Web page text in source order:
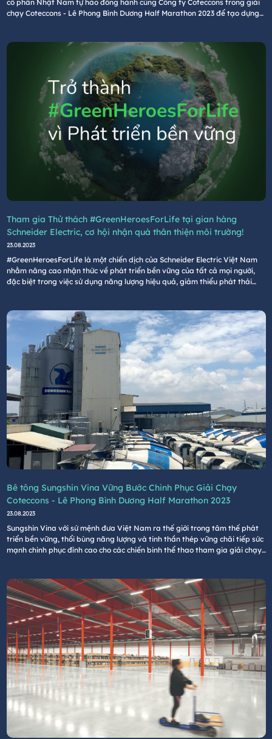
cổ phần Nhật Nam tự hào đồng hành cùng Công ty Coteccons trong giải
chạy Coteccons - Lê Phong Bình Dương Half Marathon 2023 để tạo dựng
Tham gia Thử thách #GreenHeroesForLife tại gian hàng
Schneider Electric, cơ hội nhận quà thân thiện môi trường!
23.08.2023
#GreenHeroesForLife là một chiến dịch của Schneider Electric Việt Nam
nhằm nâng cao nhận thức về phát triển bền vững của tất cả mọi người,
đặc biệt trong việc sử dụng năng lượng hiệu quả, giảm thiểu phát thải
Bê tông Sungshin Vina Vững Bước Chinh Phục Giải Chạy
Coteccons - Lê Phong Bình Dương Half Marathon 2023
23.08.2023
Sungshin Vina với sứ mệnh đưa Việt Nam ra thế giới trong tâm thế phát
triển bền vững, thổi bùng năng lượng và tinh thần thép vững chãi tiếp sức
mạnh chinh phục đỉnh cao cho các chiến binh thể thao tham gia giải chạy